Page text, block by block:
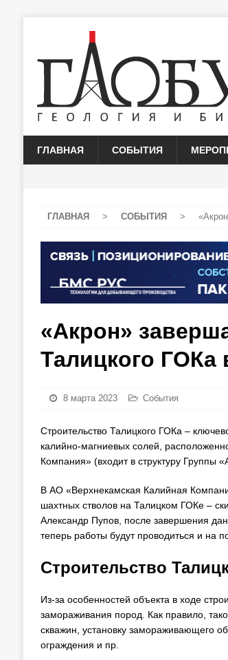
ГЛАВНАЯ СОБЫТИЯ
ГЛАВНАЯ > СОБЫТИЯ >
«Акрон»
Талицкого ГОКа
8 марта 2023 События
Строительство Талицкого ГОКа –
калийно-магниевых солей,
Компания» (входит в структуру Группы
В АО «Верхнекамская Калийная
шахтных стволов на Талицком ГОКе –
Александр Пупов, после завершения
теперь работы будут проводиться и на
Строительство
Из-за особенностей объекта в ходе
замораживания пород. Как правило,
скважин, установку замораживающего
ограждения и пр.